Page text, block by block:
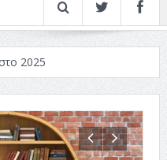
2025
και ο Λάνθιμος
Λέξεις
καλοκαιρινή